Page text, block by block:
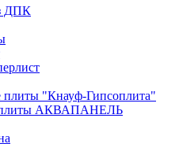
ДПК
плиты "Кнауф-Гипсоплита"
плиты АКВАПАНЕЛЬ